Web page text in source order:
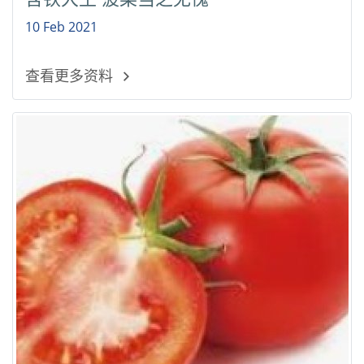
10 Feb 2021
查看更多资料